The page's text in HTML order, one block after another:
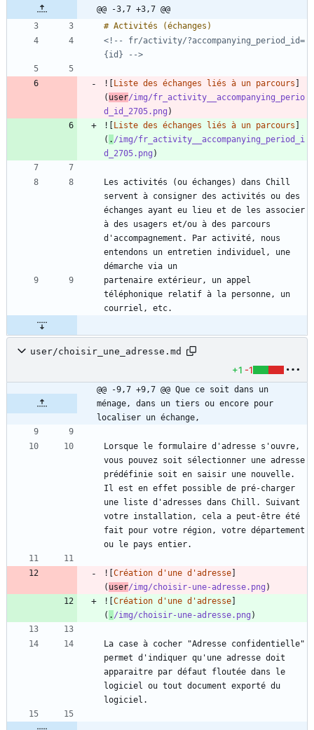
@@ -3,7 +3,7 @@
<!-- fr/activity/?accompanying_period_id=
{id} -->
![ Liste des échanges liés à un parcours
( user/img/fr_activity__accompanying_perio
d_id_2705.png
![
Liste des échanges liés à un parcours
( . /img/fr_activity__accompanying_period_i
d_2705.png
Les activités (ou échanges) dans Chill
servent à consigner des activités ou des
échanges ayant eu lieu et de les associer
à des usagers et/ou à des parcours
d'accompagnement. Par activité, nous
entendons un entretien individuel, une
partenaire extérieur, un appel
téléphonique relatif à la personne, un
user/choisir_une_adresse.md
+1 -1
@@ -9,7 +9,7 @@ Que ce soit dans un
ménage, dans un tiers ou encore pour
localiser un échange,
Lorsque le formulaire d'adresse s'ouvre,
vous pouvez soit sélectionner une adresse
prédéfinie soit en saisir une nouvelle.
Il est en effet possible de pré-charger
une liste d'adresses dans Chill. Suivant
votre installation, cela a peut-être été
fait pour votre région, votre département
![ Création d'une d'adresse
( user/img/choisir-une-adresse.png
![ Création d'une d'adresse
( . /img/choisir-une-adresse.png
La case à cocher "Adresse confidentielle"
permet d'indiquer qu'une adresse doit
apparaitre par défaut floutée dans le
logiciel ou tout document exporté du